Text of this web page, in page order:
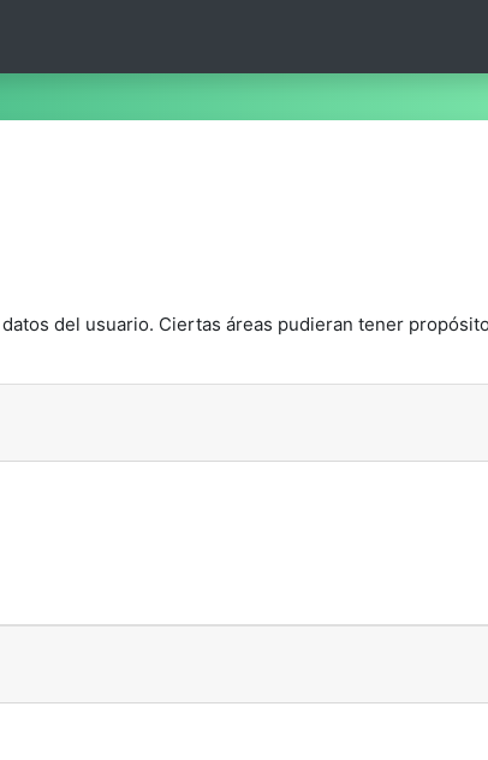
del usuario. Ciertas áreas pudieran tener